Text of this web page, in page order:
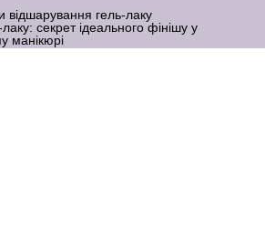
відшарування гель-лаку
секрет ідеального фінішу у
манікюрі
верхні форми: що це таке і для кого